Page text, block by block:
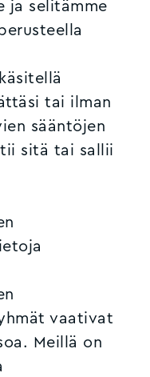
ja selitämme
tai ilman
sääntöjen
sitä tai sallii
vaativat
Meillä on